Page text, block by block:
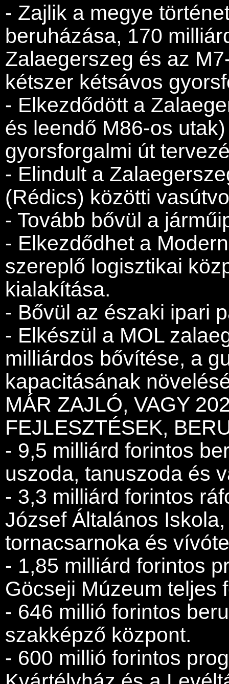
- Zajlik a megye
beruházása, 170
Zalaegerszeg és az
kétszer kétsávos
- Elkezdődött a
és leendő M86-os
gyorsforgalmi út
- Elindult a
(Rédics) közötti
- Tovább bővül a
- Elkezdődhet a
szereplő logisztikai
kialakítása.
- Bővül az északi ipari
- Elkészül a MOL
milliárdos bővítése, a
kapacitásának
MÁR ZAJLÓ, VAGY
FEJLESZTÉSEK,
- 9,5 milliárd forintos
uszoda, tanuszoda és
- 3,3 milliárd forintos
József Általános
tornacsarnoka és
- 1,85 milliárd forintos
Göcseji Múzeum teljes
- 646 millió forintos
szakképző központ.
- 600 millió forintos